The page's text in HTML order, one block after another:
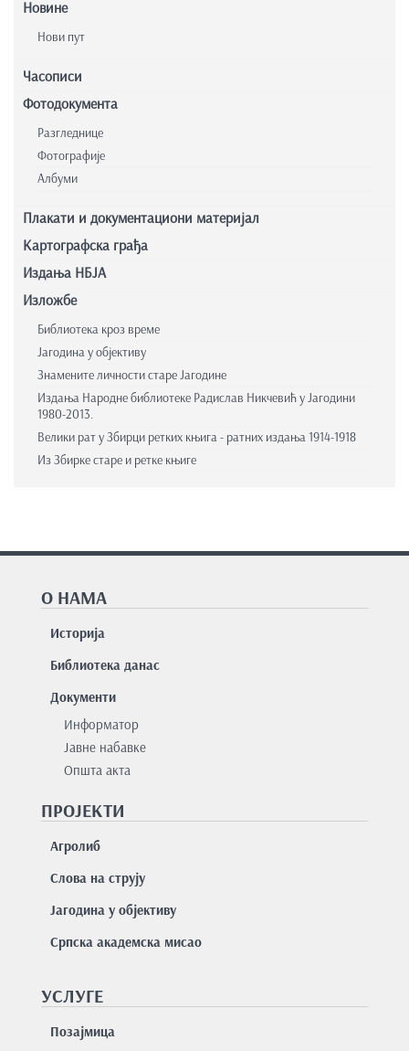
Новине
Нови пут
Часописи
Фотодокумента
Разгледнице
Фотографије
Албуми
Плакати и документациони материјал
Картографска грађа
Издања НБЈА
Изложбе
Библиотека кроз време
Јагодина у објективу
Знамените личности старе Јагодине
Издања Народне библиотеке Радислав Никчевић у Јагодини
1980-2013.
Велики рат у Збирци ретких књига - ратних издања 1914-1918
Из Збирке старе и ретке књиге
О НАМА
Историја
Библиотека данас
Документи
Информатор
Јавне набавке
Општа акта
ПРОЈЕКТИ
Агролиб
Слова на струју
Јагодина у објективу
Српска академска мисао
УСЛУГЕ
Позајмицa